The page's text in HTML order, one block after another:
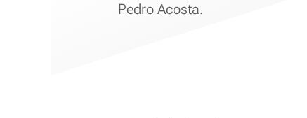
Pedro Acosta.